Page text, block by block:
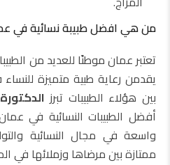
من هي افضل طبيبة نسائية في
تعتبر عمان موطنًا للعديد من
يقدمن رعاية طبية متميزة
بين هؤلاء الطبيبات تبرز
أفضل الطبيبات النسائية في
واسعة في مجال النسائية
ممتازة بين مرضاها وزملائها في